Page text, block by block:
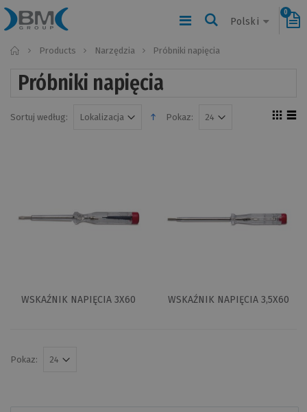
Polski
0
Home
Products Narzędzia Próbniki napięcia
Próbniki napięcia
Sortuj według: Pokaz:
WSKAŹNIK NAPIĘCIA 3X60 WSKAŹNIK NAPIĘCIA 3,5X60
Pokaz: